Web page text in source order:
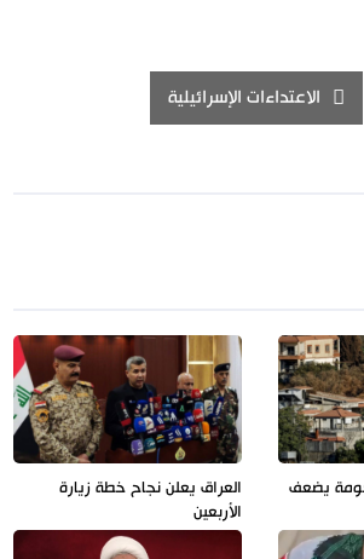
الاعتداءات الإسرائيلية
يضعف
العراق يعلن نجاح خطة زيارة
الأربعين